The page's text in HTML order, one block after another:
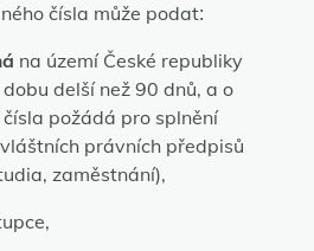
čísla může podat:
na území České republiky
delší než 90 dnů, a o
požádá pro splnění
právních předpisů
zaměstnání),